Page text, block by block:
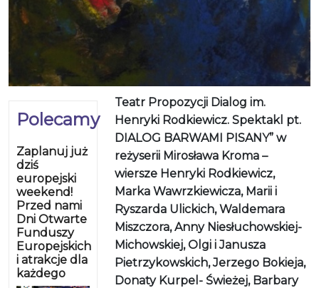
Polecamy
Zaplanuj już
dziś
europejski
weekend!
Przed nami
Dni Otwarte
Funduszy
Europejskich
i atrakcje dla
każdego
Teatr Propozycji Dialog im.
Henryki Rodkiewicz. Spektakl pt.
DIALOG BARWAMI PISANY” w
reżyserii Mirosława Kroma –
wiersze Henryki Rodkiewicz,
Marka Wawrzkiewicza, Marii i
Ryszarda Ulickich, Waldemara
Miszczora, Anny Niesłuchowskiej-
Michowskiej, Olgi i Janusza
Pietrzykowskich, Jerzego Bokieja,
Donaty Kurpel- Świeżej, Barbary